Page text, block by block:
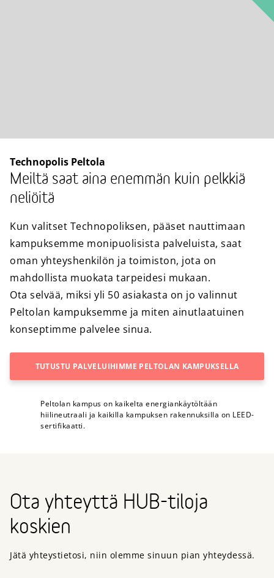
Technopolis Peltola
Meiltä saat aina enemmän kuin pelkkiä
neliöitä
Kun valitset Technopoliksen, pääset nauttimaan
kampuksemme monipuolisista palveluista, saat
oman yhteyshenkilön ja toimiston, jota on
mahdollista muokata tarpeidesi mukaan.
Ota selvää, miksi yli 50 asiakasta on jo valinnut
Peltolan kampuksemme ja miten ainutlaatuinen
konseptimme palvelee sinua.
TUTUSTU PALVELUIHIMME PELTOLAN KAMPUKSELLA
Peltolan kampus on kaikelta energiankäytöltään
hiilineutraali ja kaikilla kampuksen rakennuksilla on LEED-
sertifikaatti.
Ota yhteyttä HUB-tiloja
koskien
Jätä yhteystietosi, niin olemme sinuun pian yhteydessä.